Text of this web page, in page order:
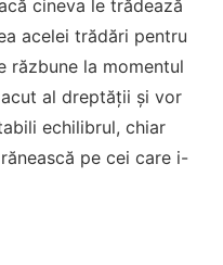
cineva le trădează
acelei trădări pentru
răzbune la momentul
al dreptății și vor
echilibrul, chiar
pe cei care i-